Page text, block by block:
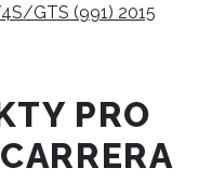
GTS (991) 2015
PRO